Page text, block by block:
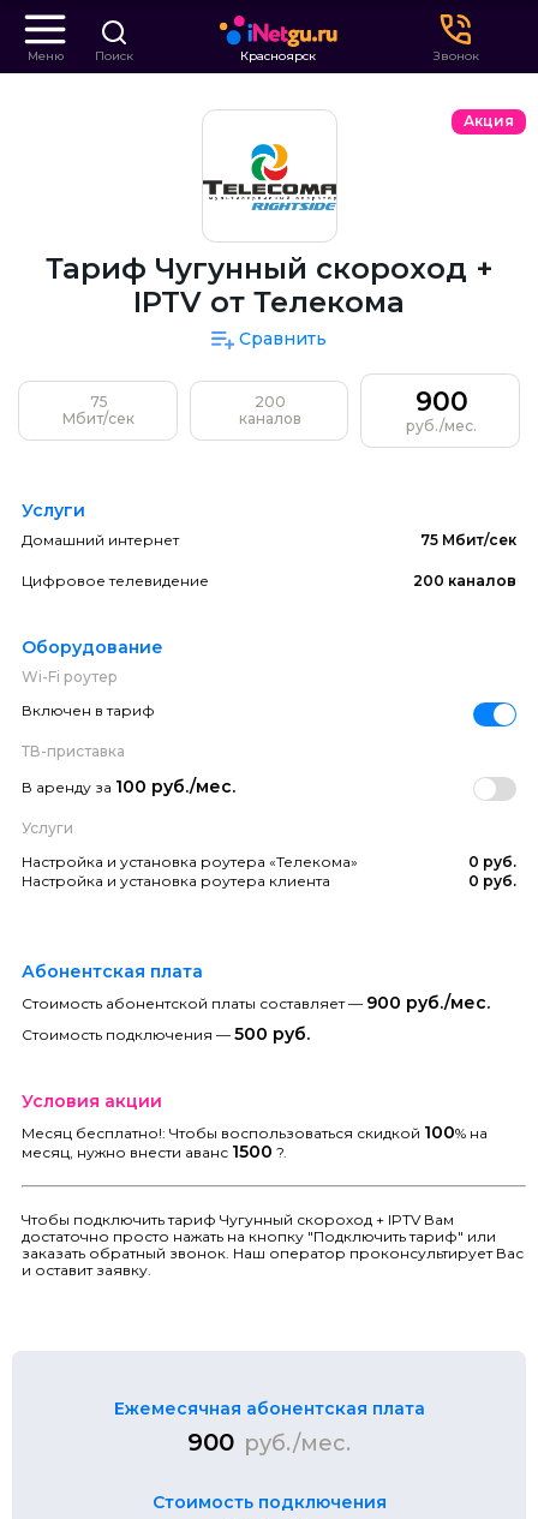
Меню Поиск Красноярск Звонок
Акция
Тариф Чугунный скороход +
IPTV от Телекома
Сравнить
75
Мбит/сек
200
каналов
900
руб./мес.
Услуги
Домашний интернет 75 Мбит/сек
Цифровое телевидение 200 каналов
Оборудование
Wi-Fi роутер
Включен в тариф
ТВ-приставка
В аренду за 100 руб./мес.
Услуги
Настройка и установка роутера «Телекома»
0 руб.
Настройка и установка роутера клиента
0 руб.
Абонентская плата
Стоимость абонентской платы составляет — 900 руб./мес.
Стоимость подключения — 500 руб.
Условия акции
Месяц бесплатно!: Чтобы воспользоваться скидкой 100% на
месяц, нужно внести аванс 1500 ?.
Чтобы подключить тариф Чугунный скороход + IPTV Вам
достаточно просто нажать на кнопку "Подключить тариф" или
заказать обратный звонок. Наш оператор проконсультирует Вас
и оставит заявку.
Ежемесячная абонентская плата
900 руб./мес.
Стоимость подключения